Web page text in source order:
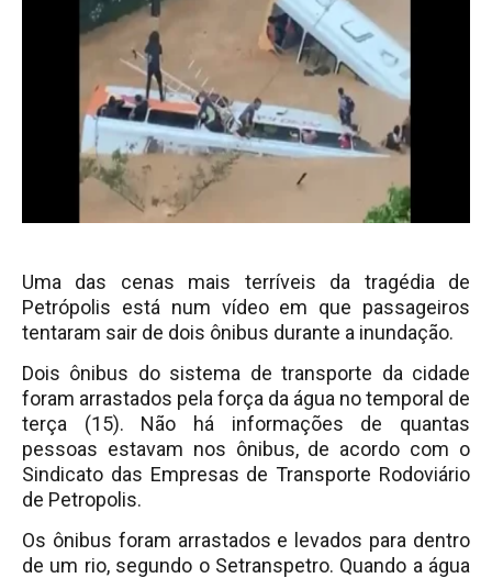
Uma das cenas mais terríveis da tragédia de
Petrópolis está num vídeo em que passageiros
tentaram sair de dois ônibus durante a inundação.
Dois ônibus do sistema de transporte da cidade
foram arrastados pela força da água no temporal de
terça (15). Não há informações de quantas
pessoas estavam nos ônibus, de acordo com o
Sindicato das Empresas de Transporte Rodoviário
de Petropolis.
Os ônibus foram arrastados e levados para dentro
de um rio, segundo o Setranspetro. Quando a água